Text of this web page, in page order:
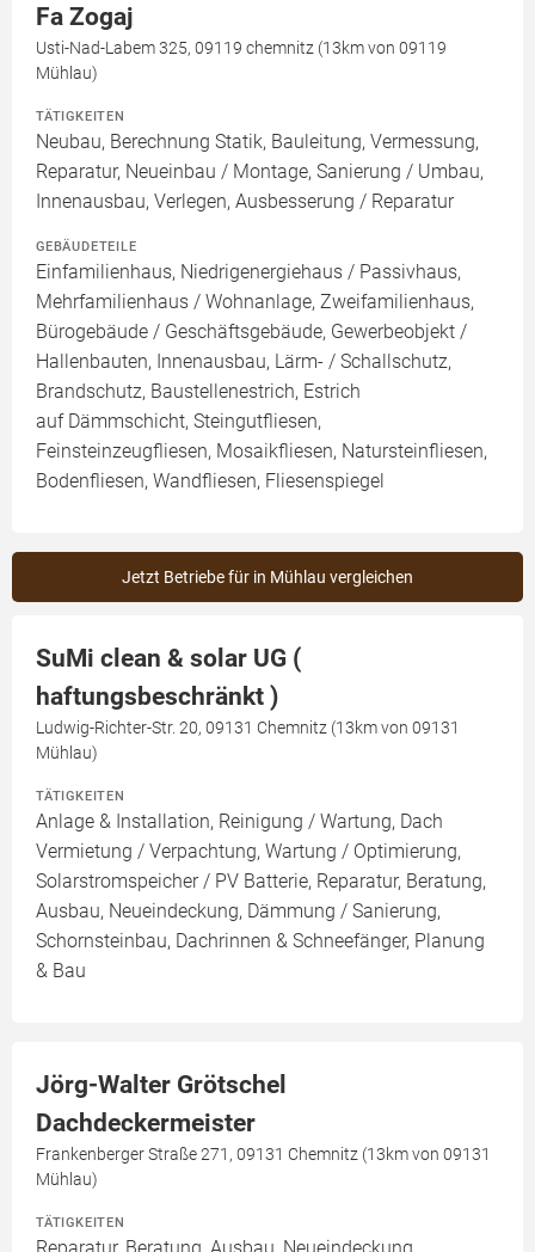
Fa Zogaj
Usti-Nad-Labem 325, 09119 chemnitz (13km von 09119
Mühlau)
TÄTIGKEITEN
Neubau, Berechnung Statik, Bauleitung, Vermessung,
Reparatur, Neueinbau / Montage, Sanierung / Umbau,
Innenausbau, Verlegen, Ausbesserung / Reparatur
GEBÄUDETEILE
Einfamilienhaus, Niedrigenergiehaus / Passivhaus,
Mehrfamilienhaus / Wohnanlage, Zweifamilienhaus,
Bürogebäude / Geschäftsgebäude, Gewerbeobjekt /
Hallenbauten, Innenausbau, Lärm- / Schallschutz,
Brandschutz, Baustellenestrich, Estrich
auf Dämmschicht, Steingutfliesen,
Feinsteinzeugfliesen, Mosaikfliesen, Natursteinfliesen,
Bodenfliesen, Wandfliesen, Fliesenspiegel
Jetzt Betriebe für in Mühlau vergleichen
SuMi clean & solar UG (
haftungsbeschränkt )
Ludwig-Richter-Str. 20, 09131 Chemnitz (13km von 09131
Mühlau)
TÄTIGKEITEN
Anlage & Installation, Reinigung / Wartung, Dach
Vermietung / Verpachtung, Wartung / Optimierung,
Solarstromspeicher / PV Batterie, Reparatur, Beratung,
Ausbau, Neueindeckung, Dämmung / Sanierung,
Schornsteinbau, Dachrinnen & Schneefänger, Planung
& Bau
Jörg-Walter Grötschel
Dachdeckermeister
Frankenberger Straße 271, 09131 Chemnitz (13km von 09131
Mühlau)
TÄTIGKEITEN